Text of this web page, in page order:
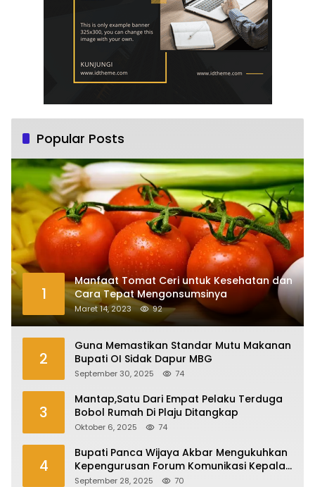
Popular Posts
1
Manfaat Tomat Ceri untuk Kesehatan dan
Cara Tepat Mengonsumsinya
Maret 14, 2023 92
2
Guna Memastikan Standar Mutu Makanan
Bupati OI Sidak Dapur MBG
September 30, 2025 74
3
Mantap,Satu Dari Empat Pelaku Terduga
Bobol Rumah Di Plaju Ditangkap
Oktober 6, 2025 74
4
Bupati Panca Wijaya Akbar Mengukuhkan
Kepengurusan Forum Komunikasi Kepala
Desa Kabupaten Ogan Ilir Periode 2025-
September 28, 2025 70